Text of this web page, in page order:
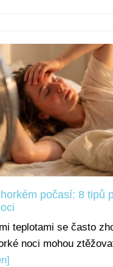
počasí: 8 tipů
teplotami se často
noci mohou